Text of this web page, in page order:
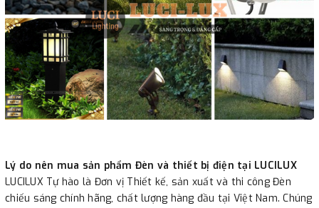
Lý do nên mua sản phẩm Đèn và thiết bị điện tại LUCILUX
LUCILUX Tự hào là Đơn vị Thiết kế, sản xuất và thi công Đèn
chiếu sáng chính hãng, chất lượng hàng đầu tại Việt Nam. Chúng